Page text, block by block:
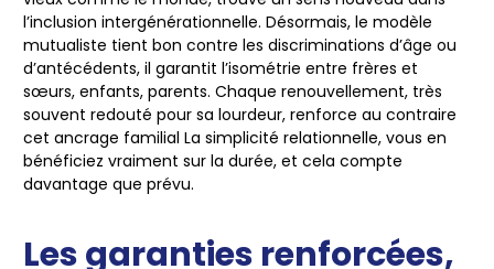
l’inclusion intergénérationnelle. Désormais, le modèle
mutualiste tient bon contre les discriminations d’âge ou
d’antécédents, il garantit l’isométrie entre frères et
sœurs, enfants, parents. Chaque renouvellement, très
souvent redouté pour sa lourdeur, renforce au contraire
cet ancrage familial La simplicité relationnelle, vous en
bénéficiez vraiment sur la durée, et cela compte
davantage que prévu.
Les garanties renforcées,